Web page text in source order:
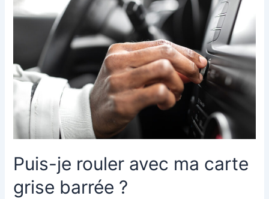
Puis-je rouler avec ma carte
grise barrée ?
rouler
grise
barrée
?